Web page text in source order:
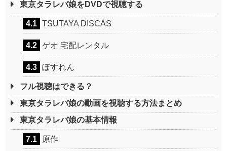
東京タラレバ娘をDVDで視聴する
4.1 TSUTAYA DISCAS
4.2 ゲオ 宅配レンタル
4.3 ぽすれん
フル視聴はできる？
東京タラレバ娘の動画を視聴する方法まとめ
東京タラレバ娘の基本情報
7.1 原作